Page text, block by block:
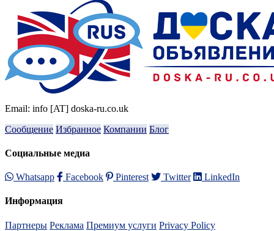
Email: info [AT] doska-ru.co.uk
Сообщение Избранное Компании Блог
Социальные медиа
Whatsapp Facebook Pinterest Twitter LinkedIn
Информация
Партнеры Реклама Премиум услуги Privacy Policy